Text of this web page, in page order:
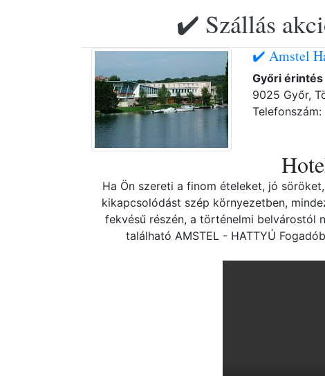
✔️ Szállás
✔️ Amstel
Győri
9025 Győr,
Ha Ön szereti a finom ételeket, jó
kikapcsolódást szép környezetben,
fekvésű részén, a történelmi belvárostól
található AMSTEL - HATTYÚ